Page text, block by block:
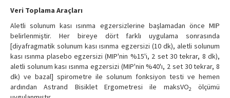
Veri Toplama Araçları
Aletli solunum kası ısınma egzersizlerine başlamadan önce MIP
belirlenmiştir. Her bireye dört farklı uygulama sonrasında
[diyafragmatik solunum kası ısınma egzersizi (10 dk), aletli solunum
kası ısınma plasebo egzersizi (MIP'nin %15'i, 2 set 30 tekrar, 8 dk),
aletli solunum kası ısınma egzersizi (MIP'nin %40'ı, 2 set 30 tekrar, 8
dk) ve bazal] spirometre ile solunum fonksiyon testi ve hemen
ardından Astrand Bisiklet Ergometresi ile maksVO2
ölçümü